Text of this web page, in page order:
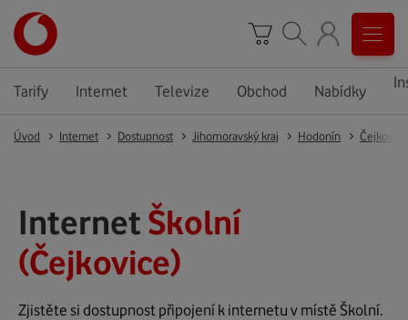
Tarify Internet Televize Obchod Nabídky
Úvod Internet Dostupnost Jihomoravský kraj Hodonín Čejkovice
Internet Školní
(Čejkovice)
Zjistěte si dostupnost připojení k internetu v místě Školní.